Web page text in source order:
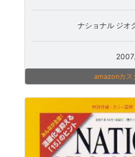
ナショナル ジオ
amazonカス